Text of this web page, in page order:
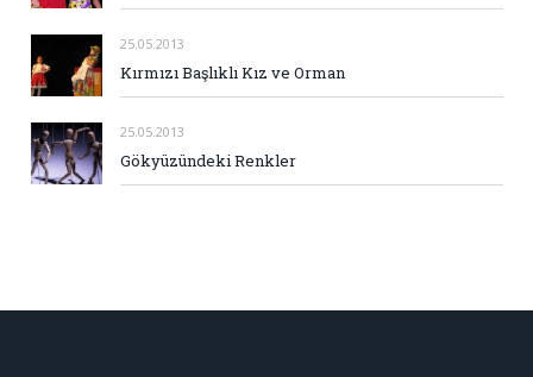
25.05.2013
Kırmızı Başlıklı Kız ve Orman
25.05.2013
Gökyüzündeki Renkler